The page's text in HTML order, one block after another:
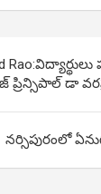
Rao:విద్యార్థులు
ప్రిన్సిపాల్ డా
నర్సిపురంలో